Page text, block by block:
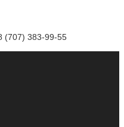
(707) 383-99-55